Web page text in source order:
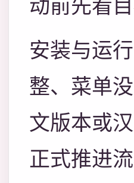
动前先看目
安装与运
整、菜单
文版本或
正式推进